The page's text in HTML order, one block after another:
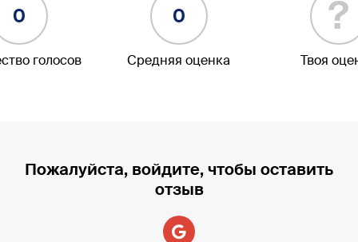
0
голосов
0
Средняя оценка
?
Твоя
Пожалуйста, войдите, чтобы оставить
отзыв